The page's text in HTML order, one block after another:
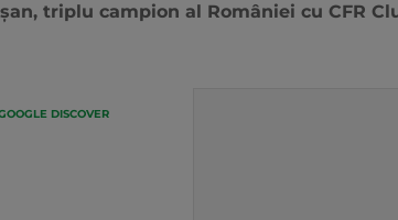
triplu campion al României cu CFR
DISCOVER